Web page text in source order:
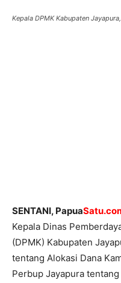
Kepala DPMK Kabupaten
SENTANI, Papua
Kepala Dinas
(DPMK) Kabupaten
tentang Alokasi Dana
Perbup Jayapura